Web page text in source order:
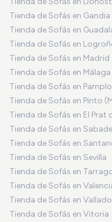
Tienda de Sofás en
Tienda de Sofás en
Tienda de Sofás en
Tienda de Sofás en Madrid
Tienda de Sofás en Málaga
Tienda de Sofás en
Tienda de Sofás en Pinto
Tienda de Sofás en El Prat
Tienda de Sofás en
Tienda de Sofás en
Tienda de Sofás en Sevilla
Tienda de Sofás en
Tienda de Sofás en
Tienda de Sofás en
Tienda de Sofás en Vitoria